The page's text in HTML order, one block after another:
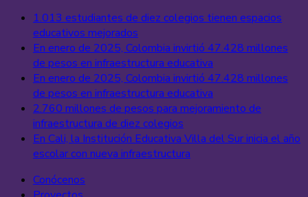
1.013 estudiantes de diez colegios tienen espacios
educativos mejorados
En enero de 2025, Colombia invirtió 47.428 millones
de pesos en infraestructura educativa
En enero de 2025, Colombia invirtió 47.428 millones
de pesos en infraestructura educativa
2.760 millones de pesos para mejoramiento de
infraestructura de diez colegios
En Cali, la Institución Educativa Villa del Sur inicia el año
escolar con nueva infraestructura
Conócenos